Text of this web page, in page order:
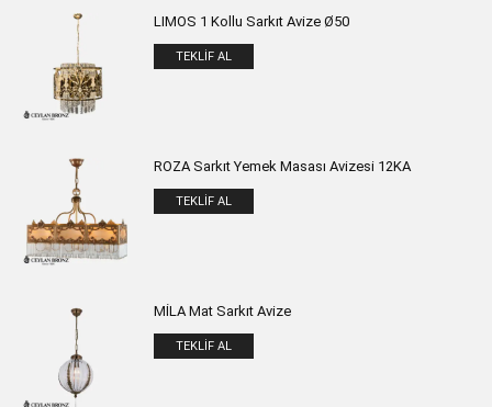
LIMOS 1 Kollu Sarkıt Avize Ø50
TEKLIF AL
ROZA Sarkıt Yemek Masası Avizesi 12KA
TEKLIF AL
MİLA Mat Sarkıt Avize
TEKLIF AL